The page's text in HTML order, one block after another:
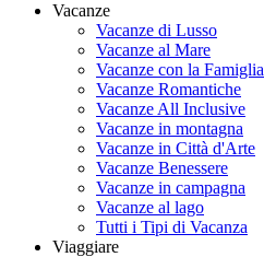
Vacanze
Vacanze di Lusso
Vacanze al Mare
Vacanze con la Famiglia
Vacanze Romantiche
Vacanze All Inclusive
Vacanze in montagna
Vacanze in Città d'Arte
Vacanze Benessere
Vacanze in campagna
Vacanze al lago
Tutti i Tipi di Vacanza
Viaggiare